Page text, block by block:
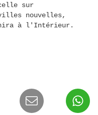
sur
nouvelles,
à l'Intérieur.